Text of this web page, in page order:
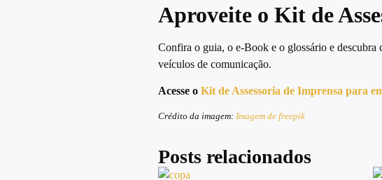
Aproveite o Kit de
Confira o guia, o e-Book e o glossário e descubra
veículos de comunicação.
Acesse o Kit de Assessoria de Imprensa para
Crédito da imagem: Imagem de freepik
Posts relacionados